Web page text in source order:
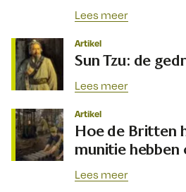
Lees meer
Artikel
Sun Tzu: de
Lees meer
Artikel
Hoe de Britten
munitie hebben
Lees meer